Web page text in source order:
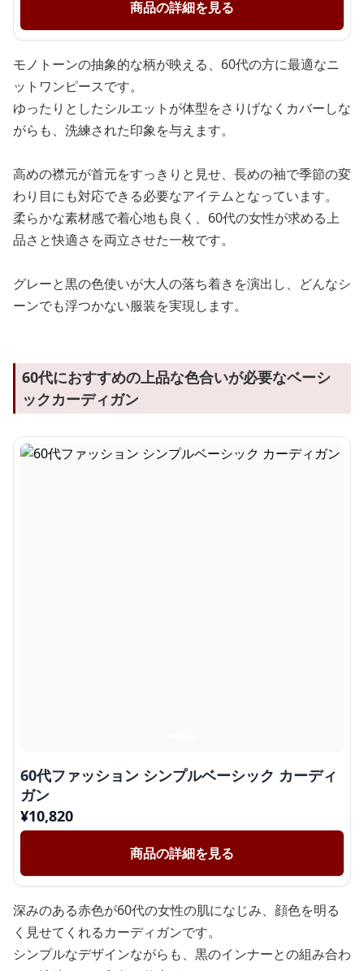
商品の詳細を見る
モノトーンの抽象的な柄が映える、60代の方に最適なニ
ットワンピースです。
ゆったりとしたシルエットが体型をさりげなくカバーしな
がらも、洗練された印象を与えます。
高めの襟元が首元をすっきりと見せ、長めの袖で季節の変
わり目にも対応できる必要なアイテムとなっています。
柔らかな素材感で着心地も良く、60代の女性が求める上
品さと快適さを両立させた一枚です。
グレーと黒の色使いが大人の落ち着きを演出し、どんなシ
ーンでも浮つかない服装を実現します。
60代におすすめの上品な色合いが必要なベーシ
ックカーディガン
60代ファッション シンプルベーシック カーディ
ガン
¥10,820
商品の詳細を見る
深みのある赤色が60代の女性の肌になじみ、顔色を明る
く見せてくれるカーディガンです。
シンプルなデザインながらも、黒のインナーとの組み合わ